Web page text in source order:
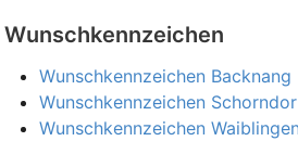
Wunschkennzeichen
Wunschkennzeichen Backnang
Wunschkennzeichen
Wunschkennzeichen Waiblingen